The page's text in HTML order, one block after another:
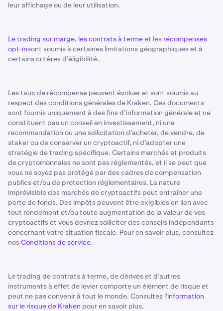
leur affichage ou de leur utilisation.
Le trading sur marge, les contrats à termeet les récompenses
opt-insont soumis à certaines limitations géographiques et à
certains critères d’éligibilité.
Les taux de récompense peuvent évoluer et sont soumis au
respect des conditions générales de Kraken. Ces documents
sont fournis uniquement à des fins d’information générale et ne
constituent pas un conseil en investissement, ni une
recommandation ou une sollicitation d’acheter, de vendre, de
staker ou de conserver un cryptoactif, ni d’adopter une
stratégie de trading spécifique. Certains marchés et produits
de cryptomonnaies ne sont pas réglementés, et il se peut que
vous ne soyez pas protégé par des cadres de compensation
publics et/ou de protection réglementaires. La nature
imprévisible des marchés de cryptoactifs peut entraîner une
perte de fonds. Des impôts peuvent être exigibles en lien avec
tout rendement et/ou toute augmentation de la valeur de vos
cryptoactifs et vous devriez solliciter des conseils indépendants
concernant votre situation fiscale. Pour en savoir plus, consultez
nosConditions de service.
Le trading de contrats à terme, de dérivés et d’autres
instruments à effet de levier comporte un élément de risque et
peut ne pas convenir à tout le monde. Consultez l'information
sur le risque de Kraken pour en savoir plus.